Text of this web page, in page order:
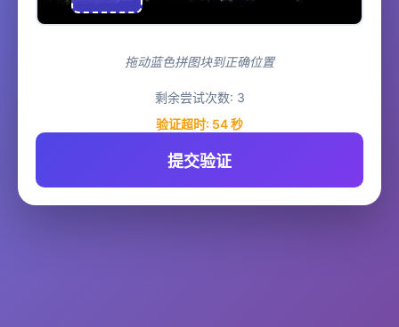
拖动蓝色拼图块到正确位置
剩余尝试次数: 3
验证超时: 54秒
提交验证